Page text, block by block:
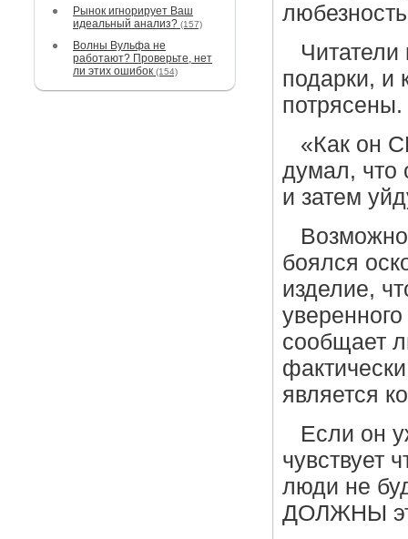
Рынок игнорирует Ваш
идеальный анализ? (157)
Волны Вульфа не
работают? Проверьте, нет
ли этих ошибок (154)
подарки, и
потрясены.
«Как он
думал, что
и затем
боялся
изделие,
сообщает
является
Если он
чувствует
люди не
ДОЛЖНЫ